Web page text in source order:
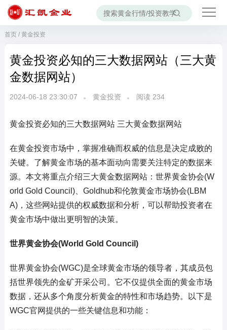
首页/ 黄金投资
黄金投资必知的三大数据网站（三大黄
金数据网站）
2024-06-18 23:30:07 黄金投资 阅读 234
黄金投资必知的三大数据网站 三大黄金数据网站
在黄金投资市场中，掌握准确而权威的信息是决定成败的
关键。了解黄金市场的基本面动向需要关注特定的数据来
源。本文将重点介绍三大黄金数据网站：世界黄金协会(W
orld Gold Council)、Goldhub和伦敦黄金市场协会(LBM
A)，这些网站提供的权威数据和分析，可以帮助投资者在
黄金市场中做出更明智的决策。
世界黄金协会(World Gold Council)
世界黄金协会(WGC)是全球黄金市场的领导者，其成员包
括世界领先的金矿开采公司。它不仅提供全面的黄金市场
数据，还从多个角度分析黄金的特性和市场趋势。以下是
WGC官网提供的一些关键信息和功能：